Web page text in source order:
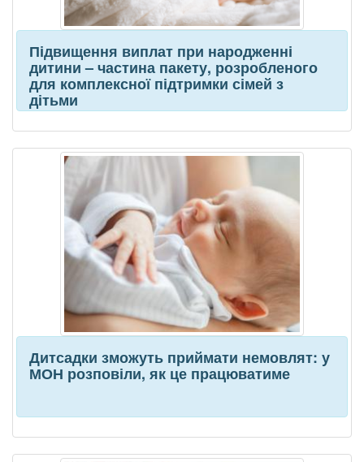
Підвищення виплат при народженні
дитини – частина пакету, розробленого
для комплексної підтримки сімей з
дітьми
Дитсадки зможуть приймати немовлят: у
МОН розповіли, як це працюватиме